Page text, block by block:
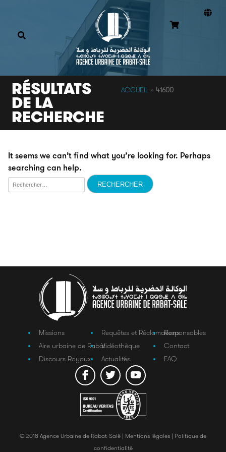
RÉSULTATS
DE LA
RECHERCHE
ACCUEIL » 41600
It seems we can’t find what you’re looking for. Perhaps
searching can help.
Rechercher :
Missions
Aire urbaine de Rabat
Discours Royaux
Requêtes et Réclamations
Vidéothèque
Actualités
Responsables
Contact
FAQ
© 2018 Agence Urbaine de Rabat-Salé | Mentions légales | Politique de
confidentialité